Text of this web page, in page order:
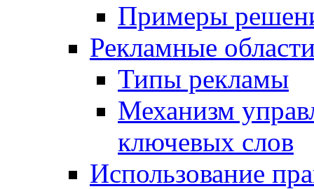
Примеры
Рекламные
Типы рекламы
Механизм
ключевых слов
Использование